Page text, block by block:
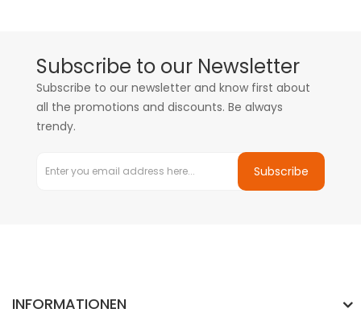
Subscribe to our Newsletter
Subscribe to our newsletter and know first about
all the promotions and discounts. Be always
trendy.
Subscribe
INFORMATIONEN